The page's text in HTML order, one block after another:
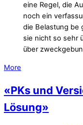
eine Regel, die
noch ein
die Belastung be
sie nicht so sehr
über
More
«PKs und
Lösung»